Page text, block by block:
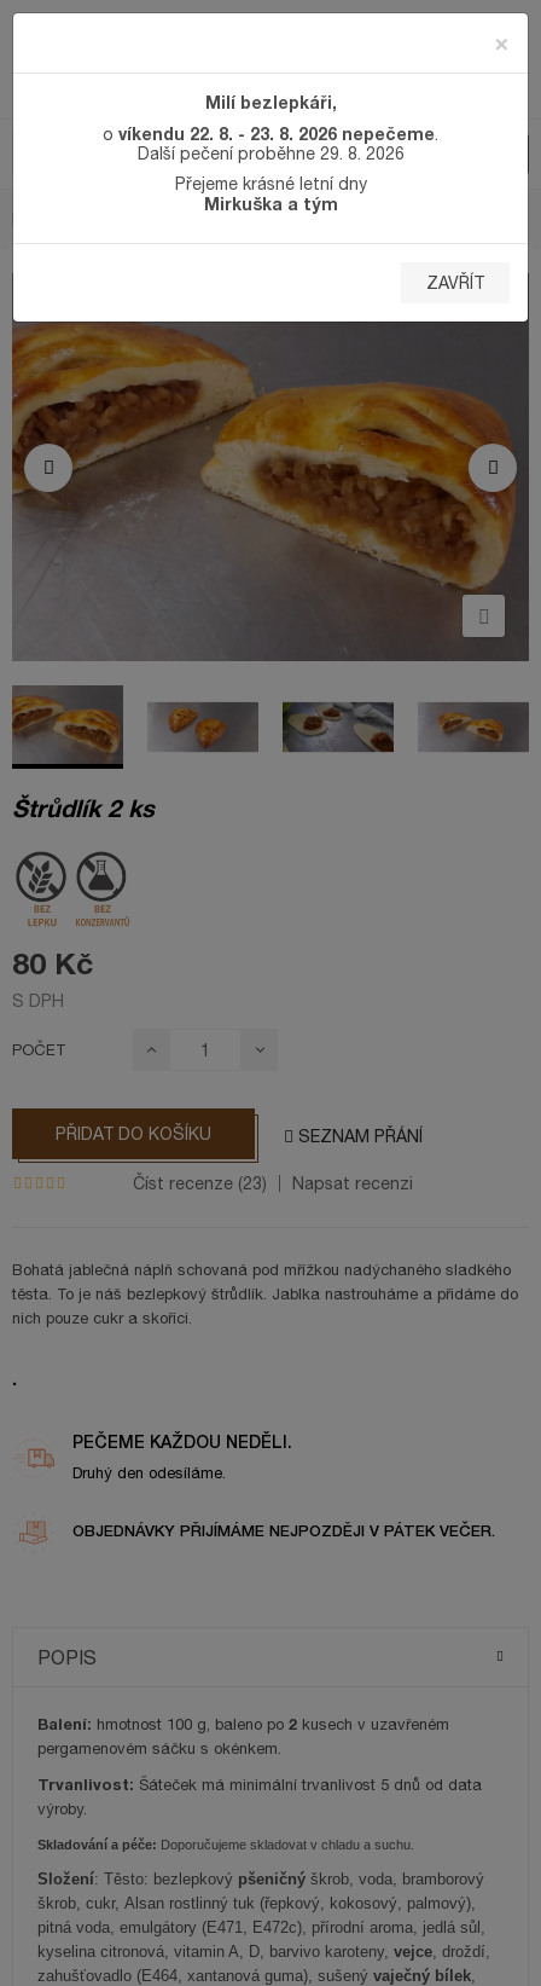
×
Milí bezlepkáři,
o víkendu 22. 8. - 23. 8. 2026 nepečeme
Další pečení proběhne 29. 8. 2026
Přejeme krásné letní dny
Mirkuška a tým
ZAVŘÍT
SLADKÉ BEZLEPKOVÉ PEČIVO
Štrůdlík 2 ks
80 Kč
S DPH
POČET
PŘIDAT DO KOŠÍKU SEZNAM PŘÁNÍ
Číst recenze (23) Napsat recenzi
Bohatá jablečná náplň schovaná pod mřížkou nadýchaného sladkého
těsta. To je náš bezlepkový štrůdlík. Jablka nastrouháme a přidáme do
nich pouze cukr a skořici.
.
PEČEME KAŽDOU NEDĚLI.
Druhý den odesíláme.
OBJEDNÁVKY PŘIJÍMÁME NEJPOZDĚJI V PÁTEK VEČER.
POPIS
Balení: hmotnost 100 g, baleno po 2 kusech v uzavřeném
pergamenovém sáčku s okénkem.
Trvanlivost: Šáteček má minimální trvanlivost 5 dnů od data
výroby.
Skladování a péče: Doporučujeme skladovat v chladu a suchu.
Složení: Těsto: bezlepkový pšeničný škrob, voda, bramborový
škrob, cukr, Alsan rostlinný tuk (řepkový, kokosový, palmový),
pitná voda, emulgátory (E471, E472c), přírodní aroma, jedlá sůl,
kyselina citronová, vitamin A, D, barvivo karoteny, vejce, droždí,
zahušťovadlo (E464, xantanová guma), sušený vaječný bílek,